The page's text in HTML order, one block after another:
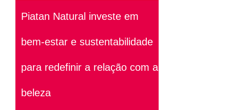
Piatan Natural investe em
bem-estar e sustentabilidade
para redefinir a relação com a
beleza